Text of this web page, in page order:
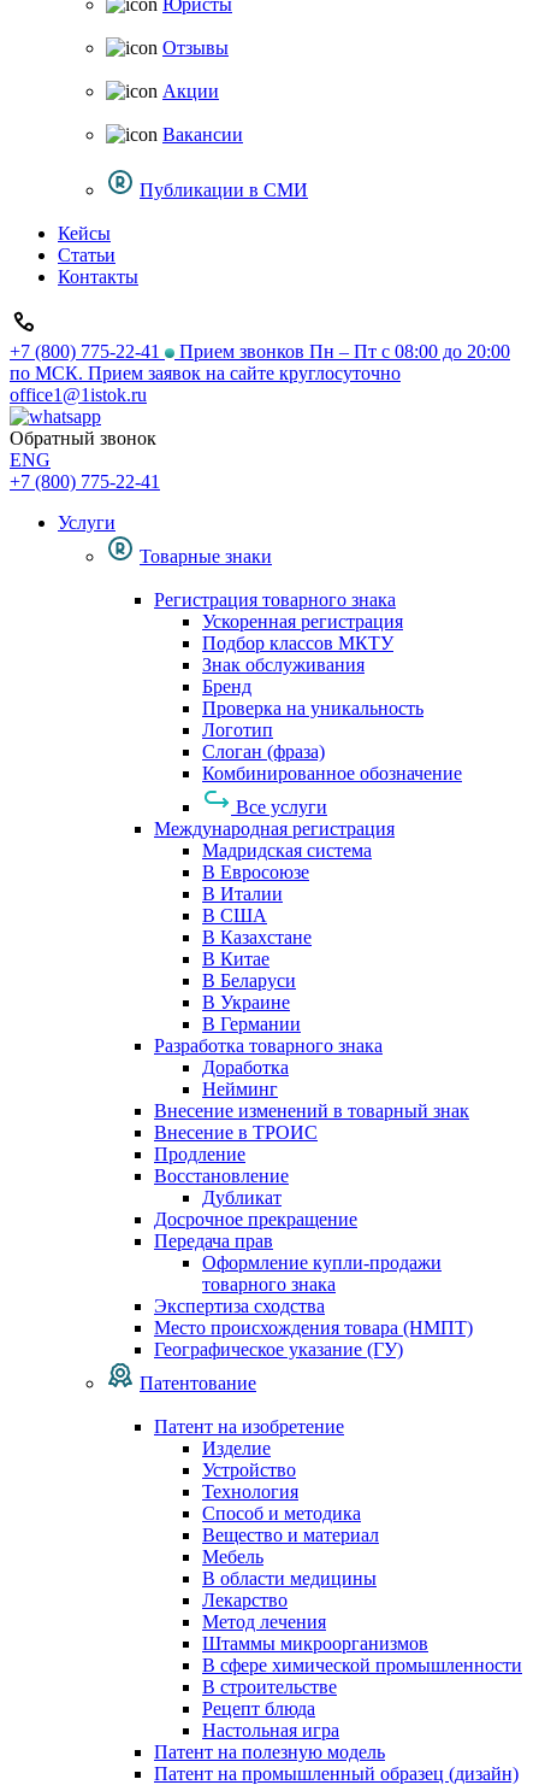
Юристы
Отзывы
Акции
Вакансии
Публикации в СМИ
Кейсы
Статьи
Контакты
+7 (800) 775-22-41
Прием звонков Пн – Пт с 08:00 до 20:00
по МСК. Прием заявок на сайте круглосуточно
office1@1istok.ru
Обратный звонок
ENG
+7 (800) 775-22-41
Услуги
Товарные знаки
Регистрация товарного знака
Ускоренная регистрация
Подбор классов МКТУ
Знак обслуживания
Бренд
Проверка на уникальность
Логотип
Слоган (фраза)
Комбинированное обозначение
Все услуги
Международная регистрация
Мадридская система
В Евросоюзе
В Италии
В США
В Казахстане
В Китае
В Беларуси
В Украине
В Германии
Разработка товарного знака
Доработка
Нейминг
Внесение изменений в товарный знак
Внесение в ТРОИС
Продление
Восстановление
Дубликат
Досрочное прекращение
Передача прав
Оформление купли-продажи
товарного знака
Экспертиза сходства
Место происхождения товара (НМПТ)
Географическое указание (ГУ)
Патентование
Патент на изобретение
Изделие
Устройство
Технология
Способ и методика
Вещество и материал
Мебель
В области медицины
Лекарство
Метод лечения
Штаммы микроорганизмов
В сфере химической промышленности
В строительстве
Рецепт блюда
Настольная игра
Патент на полезную модель
Патент на промышленный образец (дизайн)